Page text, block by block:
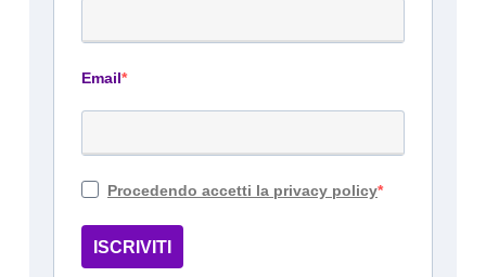
Email
Procedendo accetti la privacy policy
ISCRIVITI